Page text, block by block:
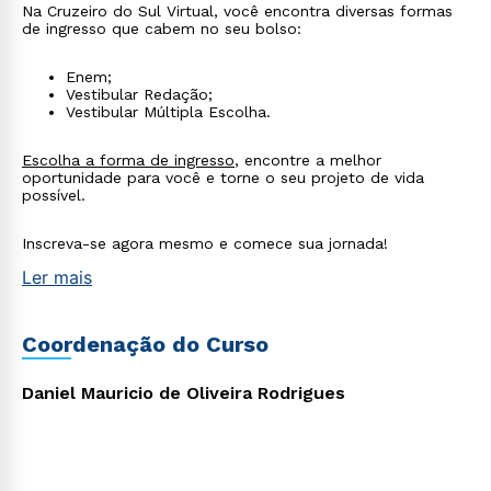
Na Cruzeiro do Sul Virtual, você encontra diversas formas
de ingresso que cabem no seu bolso:
Enem;
Vestibular Redação;
Vestibular Múltipla Escolha.
Escolha a forma de ingresso, encontre a melhor
oportunidade para você e torne o seu projeto de vida
possível.
Inscreva-se agora mesmo e comece sua jornada!
Ler mais
Coordenação do Curso
Daniel Mauricio de Oliveira Rodrigues